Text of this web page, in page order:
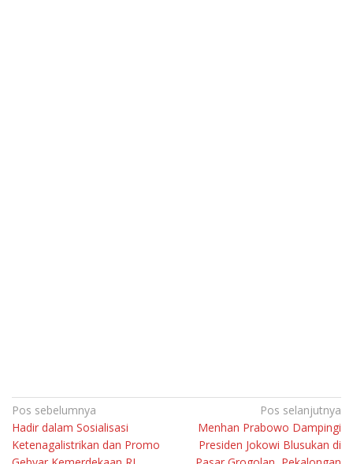
Navigasi
pos
Pos sebelumnya
Hadir dalam Sosialisasi
Ketenagalistrikan dan Promo
Pos selanjutnya
Menhan Prabowo Dampingi
Presiden Jokowi Blusukan di